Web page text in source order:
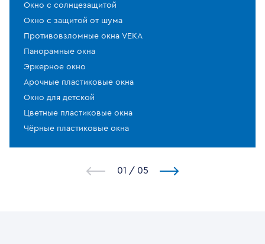
Окно с солнцезащитой
Окно с защитой от шума
Противовзломные окна VEKA
Панорамные окна
Эркерное окно
Арочные пластиковые окна
Окно для детской
Цветные пластиковые окна
Чёрные пластиковые окна
1 / 5